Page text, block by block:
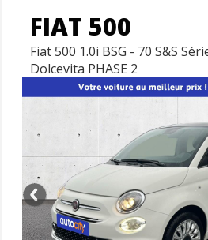
FIAT 500
Fiat 500 1.0i BSG - 70 S&S
Dolcevita PHASE 2